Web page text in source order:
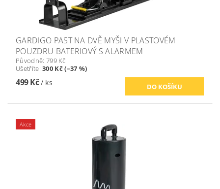
GARDIGO PAST NA DVĚ MYŠI V PLASTOVÉM
POUZDRU BATERIOVÝ S ALARMEM
Původně: 799 Kč
Ušetříte:300 Kč (–37 %)
499 Kč/ ks
Akce